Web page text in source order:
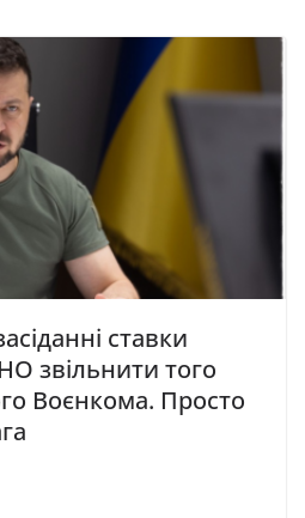
ставки
звільнити того
Воєнкома. Просто